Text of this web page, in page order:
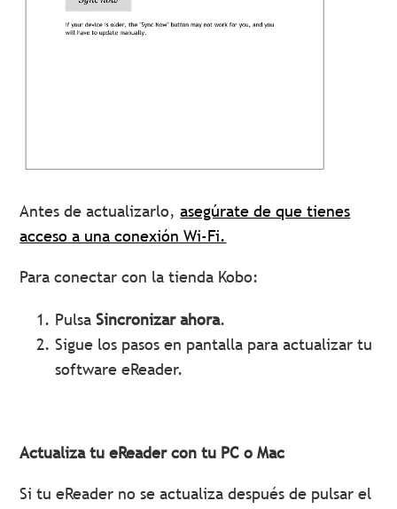
Antes de actualizarlo,asegúrate de que tienes
acceso a una conexión Wi-Fi.
Para conectar con la tienda Kobo:
PulsaSincronizar ahora.
Sigue los pasos en pantalla para actualizar tu
software eReader.
Actualiza tu eReader con tu PC o Mac
Si tu eReader no se actualiza después de pulsar el